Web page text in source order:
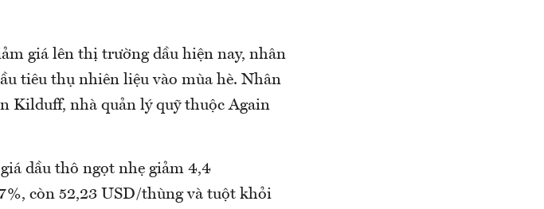
giá lên thị trường dầu hiện nay, nhân
tiêu thụ nhiên liệu vào mùa hè. Nhân
Kilduff, nhà quản lý quỹ thuộc Again
dầu thô ngọt nhẹ giảm 4,4
còn 52,23 USD/thùng và tuột khỏi